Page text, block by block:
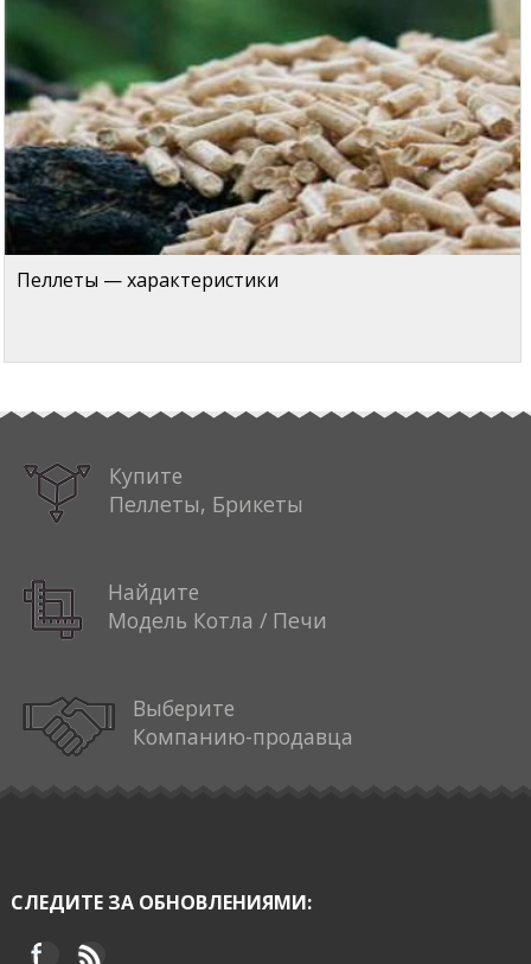
Пеллеты — характеристики
Купите
Пеллеты, Брикеты
Найдите
Модель Котла / Печи
Выберите
Компанию-продавца
СЛЕДИТЕ ЗА ОБНОВЛЕНИЯМИ: